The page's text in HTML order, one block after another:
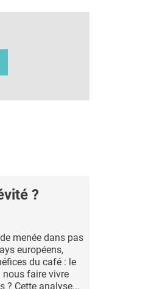
?
menée dans pas
européens,
du café : le
faire vivre
? Cette analyse...